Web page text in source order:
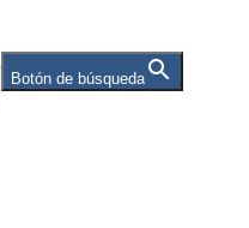
Botón de búsqueda